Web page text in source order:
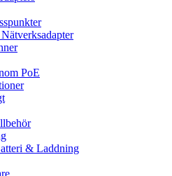
PoE
& Laddning